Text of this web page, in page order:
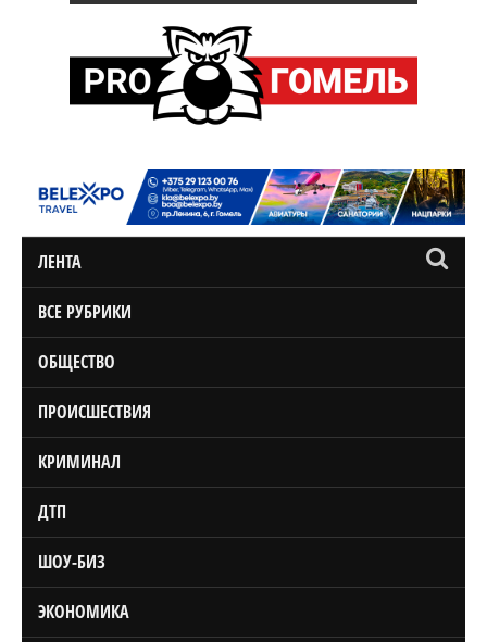
ЛЕНТА
ВСЕ РУБРИКИ
ОБЩЕСТВО
ПРОИСШЕСТВИЯ
КРИМИНАЛ
ДТП
ШОУ-БИЗ
ЭКОНОМИКА